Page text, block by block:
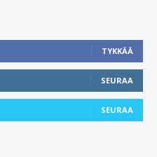
TYKKÄÄ
SEURAA
SEURAA